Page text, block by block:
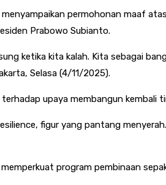
permohonan maaf
Prabowo Subianto.
ketika kita kalah. Kita sebagai
Selasa (4/11/2025).
upaya membangun kembali
figur yang pantang
program pembinaan